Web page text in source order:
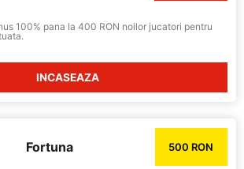
100% pana la 400 RON noilor jucatori pentru
INCASEAZA
Fortuna 500 RON